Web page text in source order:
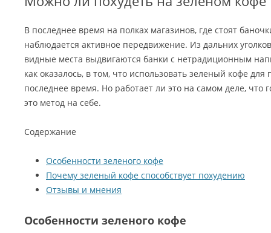
В последнее время на полках магазинов, где стоят
наблюдается активное передвижение. Из дальних
видные места выдвигаются банки с нетрадиционным
как оказалось, в том, что использовать зеленый кофе
последнее время. Но работает ли это на самом деле, что
это метод на себе.
Содержание
Особенности зеленого кофе
Почему зеленый кофе способствует похудению
Отзывы и мнения
Особенности зеленого кофе